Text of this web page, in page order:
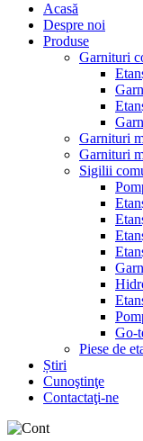
Acasă
Despre noi
Produse
Garnituri
Garnituri
Garnituri
Sigilii
Go-
Piese de
Știri
Cunoştinţe
Contactaţi-ne